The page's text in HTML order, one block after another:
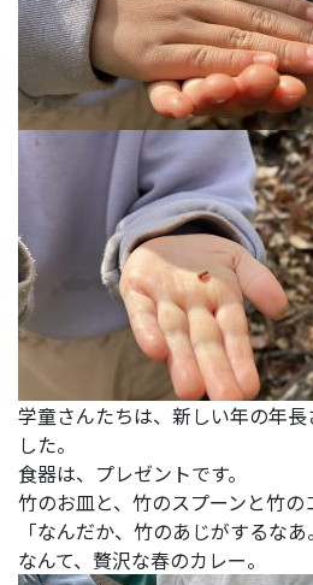
学童さんたちは、新しい年の年
した。
食器は、プレゼントです。
竹のお皿と、竹のスプーンと竹の
「なんだか、竹のあじがするなあ
なんて、贅沢な春のカレー。